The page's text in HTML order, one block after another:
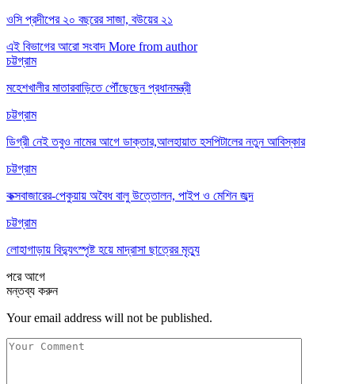
ওসি প্রদীপের ২০ বছরের সাজা, বউয়ের ২১
এই বিভাগের আরো সংবাদ More from author
চট্টগ্রাম
মহেশখালীর মাতারবাড়িতে পৌঁছেছেন প্রধানমন্ত্রী
চট্টগ্রাম
ডিগ্রী নেই তবুও নামের আগে ডাক্তার,আলহায়াত হসপিটালের নতুন আবিস্কার
চট্টগ্রাম
কক্সবাজারের-পেকুয়ায় অবৈধ বালু উত্তোলন, পাইপ ও মেশিন জব্দ
চট্টগ্রাম
লোহাগাড়ায় বিদ্যুৎস্পৃষ্ট হয়ে মাদ্রাসা ছাত্রের মৃত্যু
পরেআগে
মন্তব্য করুন
Your email address will not be published.